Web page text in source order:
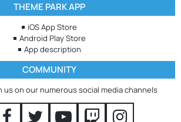
THEME PARK APP
iOS App Store
Android Play Store
App description
COMMUNITY
us on our numerous social media channels